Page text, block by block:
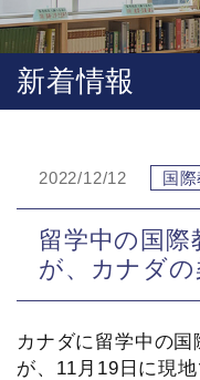
新着情報
2022/12/12 国
留学中の国際
が、カナダの
カナダに留学中の
が、11月19日に現